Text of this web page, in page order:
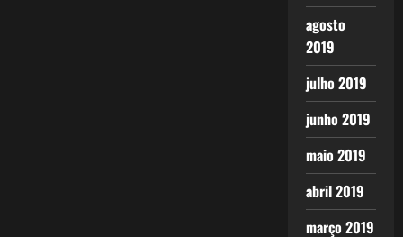
agosto
2019
julho 2019
junho 2019
maio 2019
abril 2019
março 2019